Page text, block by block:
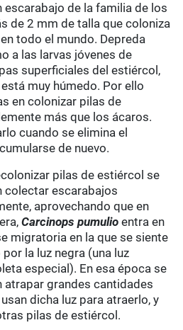
escarabajo de la familia de los
de 2 mm de talla que coloniza
todo el mundo. Depreda
a las larvas jóvenes de
superficiales del estiércol,
muy húmedo. Por ello
en colonizar pilas de
más que los ácaros.
cuando se elimina el
de nuevo.
pilas de estiércol se
colectar escarabajos
aprovechando que en
Carcinops pumulio entra en
migratoria en la que se siente
la luz negra (una luz
especial). En esa época se
atrapar grandes cantidades
dicha luz para atraerlo, y
pilas de estiércol.